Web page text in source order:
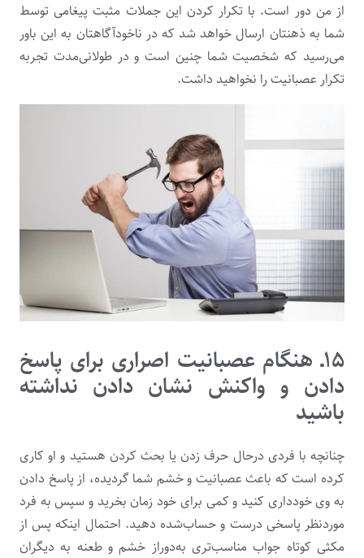
از من دور است. با تکرار کردن این جملات مثبت پیغامی توسط
شما به ذهنتان ارسال خواهد شد که در ناخودآگاهتان به این باور
می‌رسید که شخصیت شما چنین است و در طولانی‌مدت تجربه
تکرار عصبانیت را نخواهید داشت.
۱۵ـ هنگام عصبانیت اصراری برای پاسخ
دادن و واکنش نشان دادن نداشته
باشید
چنانچه با فردی درحال حرف زدن یا بحث کردن هستید و او کاری
کرده است که باعث عصبانیت و خشم شما گردیده، از پاسخ دادن
به وی خودداری کنید و کمی برای خود زمان بخرید و سپس به فرد
موردنظر پاسخی درست و حساب‌شده دهید. احتمال اینکه پس از
مکثی کوتاه جواب مناسب‌تری به‌دوراز خشم و طعنه به دیگران